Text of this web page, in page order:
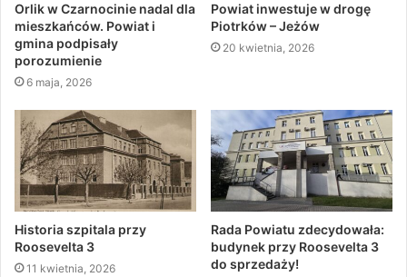
Orlik w Czarnocinie nadal dla
mieszkańców. Powiat i
gmina podpisały
porozumienie
6 maja, 2026
Powiat inwestuje w drogę
Piotrków – Jeżów
20 kwietnia, 2026
Historia szpitala przy
Roosevelta 3
11 kwietnia, 2026
Rada Powiatu zdecydowała:
budynek przy Roosevelta 3
do sprzedaży!